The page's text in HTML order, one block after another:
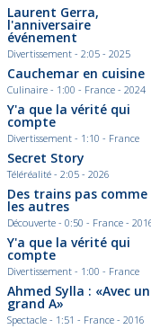
cuisine à la TV :
en 2026
5)
quoi regarder ce soir
Cauchemar en
en cuisine sur
sur France 5 et
3, l'offre culinaire
n'a jamais été aussi
07/
Le
Le
les
Laurent Gerra,
l'anniversaire
événement
Divertissement - 2:05 - 2025
Cauchemar en cuisine
Culinaire - 1:00 - France - 2024
Y'a que la vérité qui
compte
Divertissement - 1:10 - France
Secret Story
Téléréalité - 2:05 - 2026
Des trains pas comme
les autres
Découverte - 0:50 - France -
Y'a que la vérité qui
compte
Divertissement - 1:00 - France
Ahmed Sylla : «Avec un
grand A»
Spectacle - 1:51 - France - 2016